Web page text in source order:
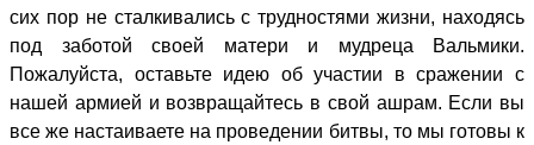
сих пор не сталкивались с трудностями жизни, находясь
под заботой своей матери и мудреца Вальмики.
Пожалуйста, оставьте идею об участии в сражении с
нашей армией и возвращайтесь в свой ашрам. Если вы
все же настаиваете на проведении битвы, то мы готовы к